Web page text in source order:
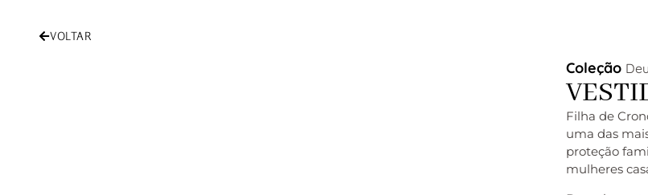
VOLTAR
Coleção
Filha de
uma das
proteção
mulheres